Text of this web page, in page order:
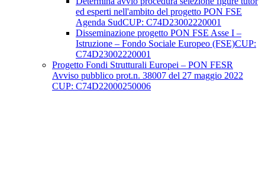
ed esperti nell'ambito del progetto PON FSE
Agenda SudCUP: C74D23002220001
Disseminazione progetto PON FSE Asse I –
Istruzione – Fondo Sociale Europeo (FSE)CUP:
C74D23002220001
Progetto Fondi Strutturali Europei – PON FESR
Avviso pubblico prot.n. 38007 del 27 maggio 2022
CUP: C74D22000250006